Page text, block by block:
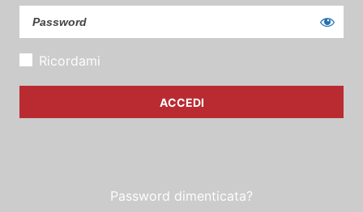
Ricordami
Password dimenticata?